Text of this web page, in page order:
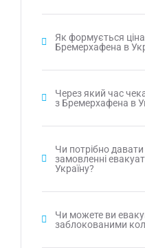
Як формується
Бремерхафена в
Через який час
з Бремерхафена в
Чи потрібно
замовленні
Україну?
Чи можете ви
заблокованими